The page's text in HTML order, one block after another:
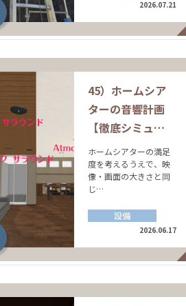
2026.07.21
45）ホームシア
ターの音響計画
【徹底シミュ…
ホームシアターの満足
度を考えるうえで、映
像・画面の大きさと同
じ…
設備
2026.06.17